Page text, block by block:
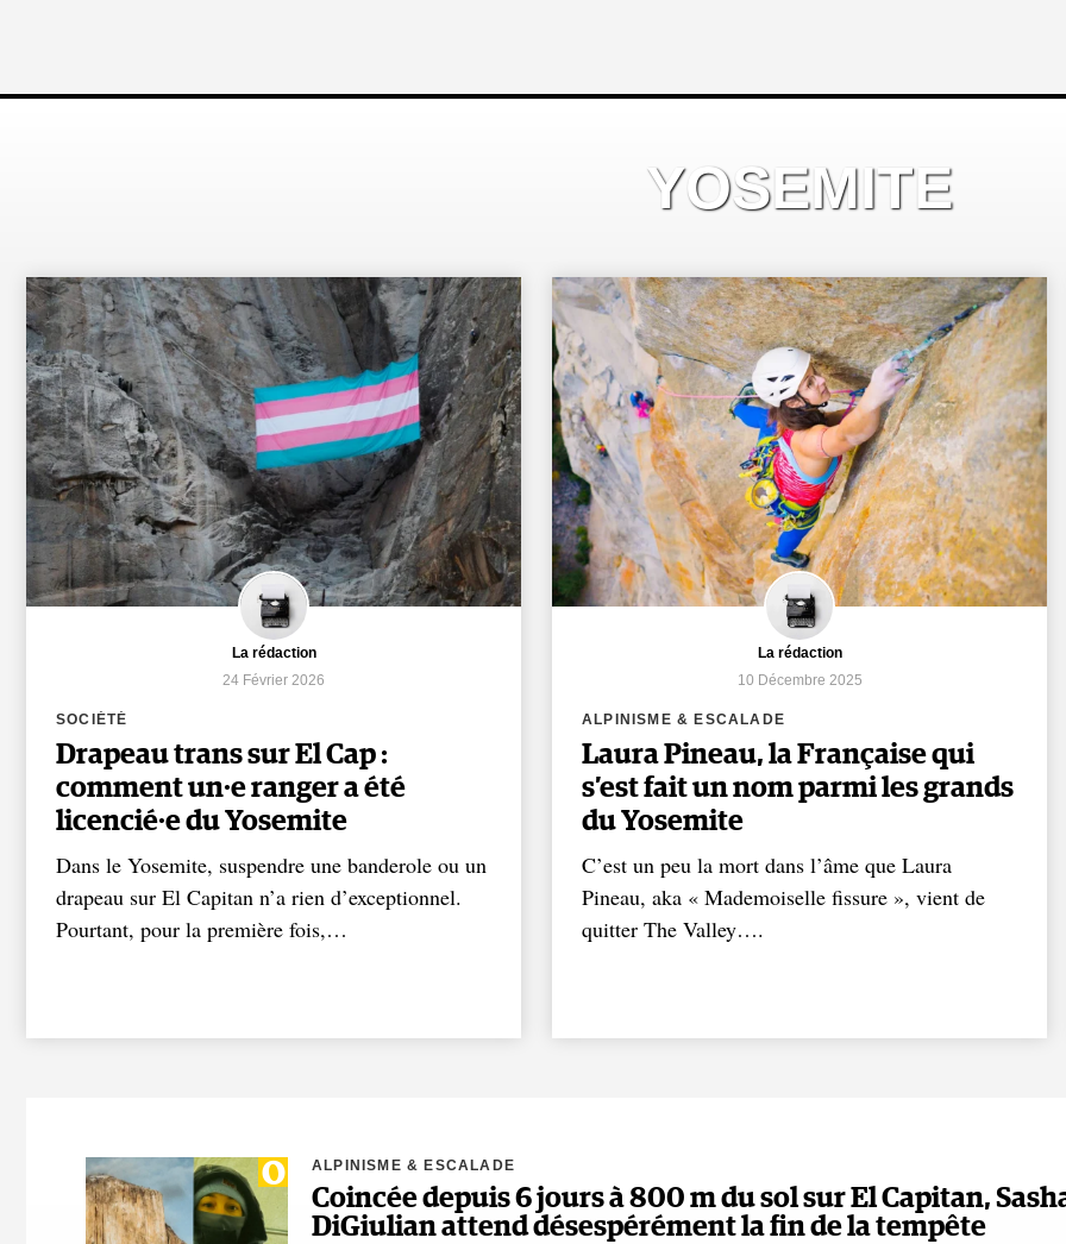
YOSEMITE
La rédaction
24 Février 2026
SOCIÉTÉ
Drapeau trans sur El Cap :
comment un·e ranger a été
licencié·e du Yosemite
Dans le Yosemite, suspendre une banderole ou un
drapeau sur El Capitan n’a rien d’exceptionnel.
Pourtant, pour la première fois,…
La rédaction
10 Décembre 2025
ALPINISME & ESCALADE
Laura Pineau, la Française qui
s’est fait un nom parmi les grands
du Yosemite
C’est un peu la mort dans l’âme que Laura
Pineau, aka « Mademoiselle fissure », vient de
quitter The Valley….
ALPINISME & ESCALADE
Coincée depuis 6 jours à 800 m du sol sur El Capitan,
DiGiulian attend désespérément la fin de la tempête